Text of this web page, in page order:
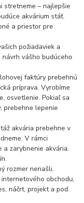
stretneme – najlepšie
akvárium stáť.
a priestor pre
požiadaviek a
vášho budúceho
faktúry prebehnú
príprava. Vyrobíme
osvetlenie. Pokiaľ sa
prebehne lepenie
akvária prebehne v
V rámci
a zarybnenie akvária.
rozmer nenašli,
obchodu,
náčrt, projekt a pod.